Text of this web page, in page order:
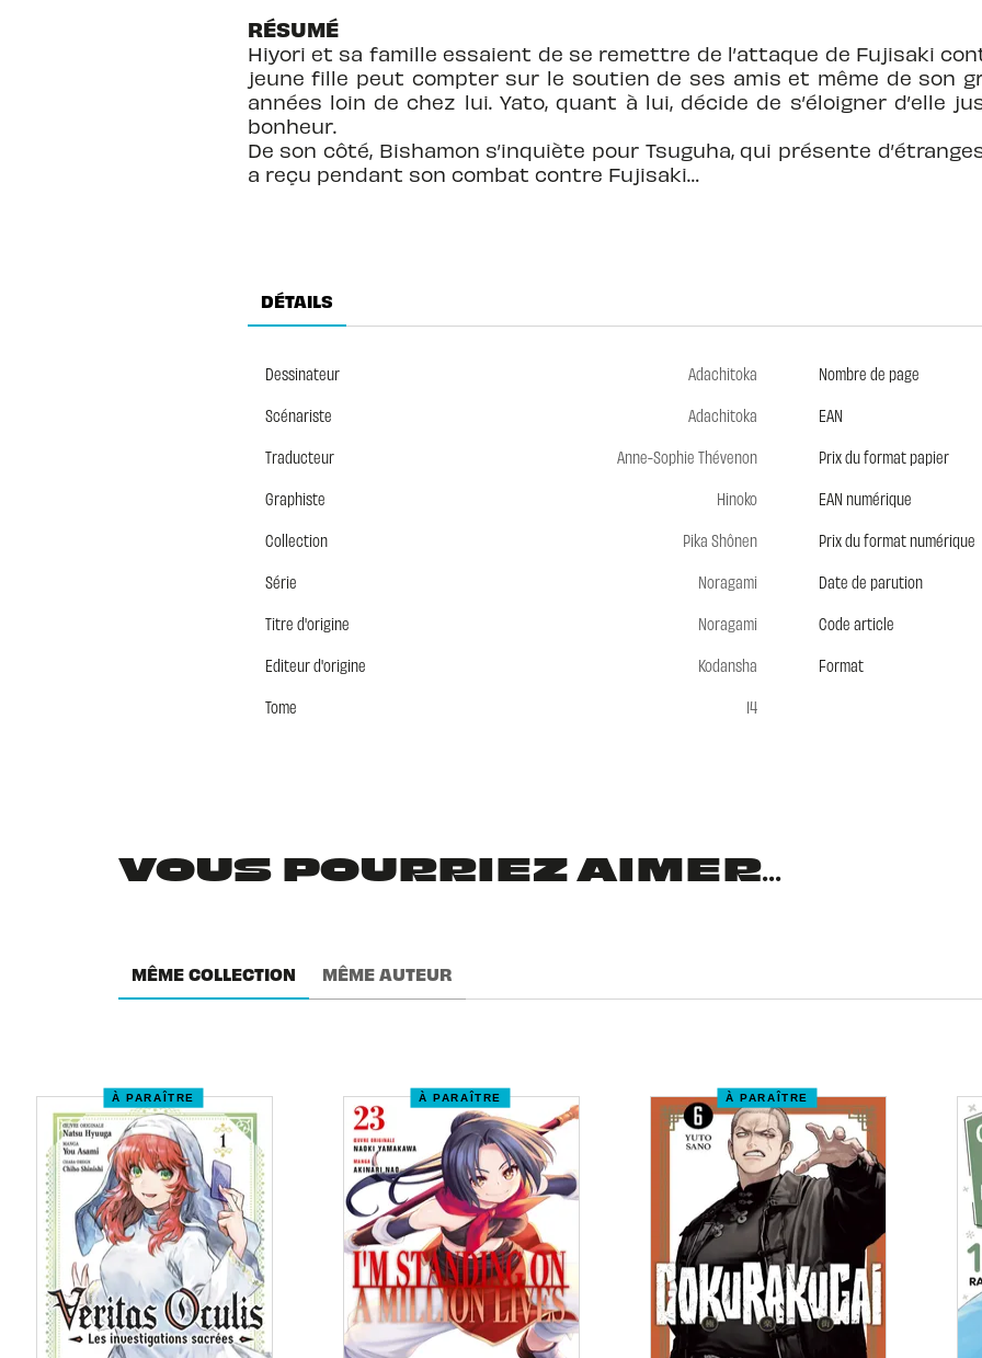
RÉSUMÉ
Hiyori et sa famille essaient de se remettre de l’attaque de Fujisaki
jeune fille peut compter sur le soutien de ses amis et même de son
années loin de chez lui. Yato, quant à lui, décide de s’éloigner d’elle
bonheur.
De son côté, Bishamon s’inquiète pour Tsuguha, qui présente
a reçu pendant son combat contre Fujisaki…
DÉTAILS
Dessinateur
Adachitoka
Scénariste
Adachitoka
Traducteur
Anne-Sophie Thévenon
Graphiste
Hinoko
Collection
Pika Shônen
Série
Noragami
Titre d'origine
Noragami
Editeur d'origine
Kodansha
Tome
14
Nombre de page
EAN
Prix du format papier
EAN numérique
Prix du format numérique
Date de parution
Code article
Format
VOUS POURRIEZ AIMER...
MÊME COLLECTION MÊME AUTEUR
À PARAÎTRE À PARAÎTRE À PARAÎTRE